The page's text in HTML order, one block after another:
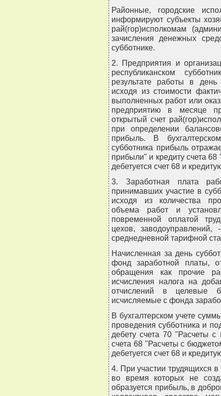
Районные, городские
информируют субъекты
рай(гор)исполкомам
зачисления денежных
субботнике.
2. Предприятия и
республиканском
результате работы в день
исходя из стоимости
выполненных работ или
предприятию в месяце
открытый счет
при определении
прибыль. В
субботника прибыль
прибыли" и кредиту счета
дебетуется счет 68 и
3. Заработная плата
принимавших участие в
исходя из количества
объема работ и
повременной оплатой
цехов,
среднедневной тарифной
Начисленная за день
фонд заработной платы,
обращения как прочие
исчисления налога на
отчислений в целевые
исчисляемые с фонда
В бухгалтерском учете
проведения субботника и
дебету счета 70 "Расчеты
счета 68 "Расчеты с
дебетуется счет 68 и
4. При участии трудящихся в
во время которых не
образуется прибыль, в